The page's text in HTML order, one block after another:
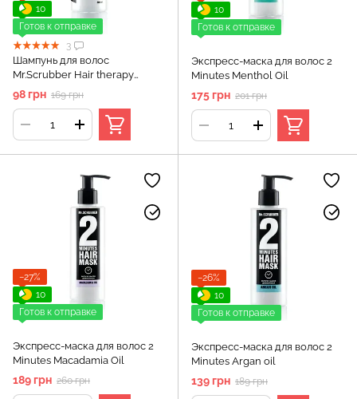
10
Готов к отправке
3
Шампунь для волос
Mr.Scrubber Hair therapy
Argan oil для укрепления
волос Mr.Scrubber Hair
therapy Argan oil
98 грн 169 грн
10
Готов к отправке
Экспресс-маска для волос 2
Minutes Menthol Oil
175 грн 201 грн
−27%
10
Готов к отправке
Экспресс-маска для волос 2
Minutes Macadamia Oil
189 грн 260 грн
−26%
10
Готов к отправке
Экспресс-маска для волос 2
Minutes Argan oil
139 грн 189 грн